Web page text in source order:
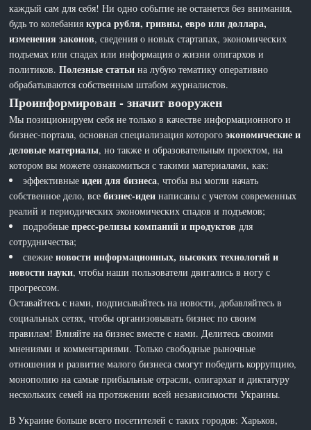
каждый сам для себя! Ни одно событие не останется без внимания,
будь то колебаниякурса рубля, гривны, евро или доллара,
изменения законов, сведения о новых стартапах, экономических
подъемах или спадах или информация о жизни олигархов и
политиков.Полезные статьи на лубую тематику оперативно
обрабатываются собственным штабом журналистов.
Проинформирован - значит вооружен
Мы позиционируем себя не только в качестве информационного и
бизнес-портала, основная специализация которогоэкономические и
деловые материалы, но также и образовательным проектом, на
котором вы можете ознакомиться с такими материалами, как:
эффективныеидеи для бизнеса, чтобы вы могли начать
собственное дело, всебизнес-идеи написаны с учетом современных
реалий и периодических экономических спадов и подъемов;
подробныепресс-релизы компаний и продуктов для
сотрудничества;
свежиеновости информационных, высоких технологий и
новости науки, чтобы наши пользователи двигались в ногу с
прогрессом.
Оставайтесь с нами, подписывайтесь на новости, добавляйтесь в
социальных сетях, чтобы организовывать бизнес по своим
правилам! Влияйте на бизнес вместе с нами. Делитесь своими
мнениями и комментариями. Только свободные рыночные
отношения и развитие малого бизнеса смогут победить коррупцию,
монополию на самые прибыльные отрасли, олигархат и диктатуру
нескольких семей на протяжении всей независимости Украины.
В Украине больше всего посетителей с таких городов: Харьков,